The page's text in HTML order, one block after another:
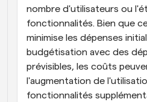
nombre d'utilisateurs ou
fonctionnalités. Bien que
minimise les dépenses
budgétisation avec des
prévisibles, les coûts
l'augmentation de
fonctionnalités